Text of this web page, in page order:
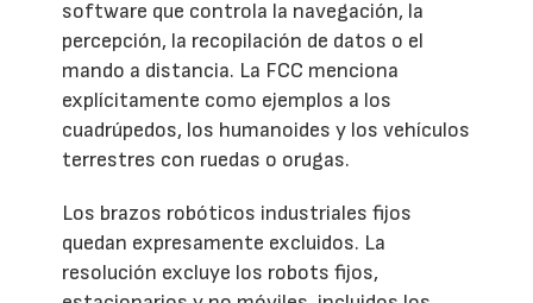
software que controla la navegación, la
percepción, la recopilación de datos o el
mando a distancia. La FCC menciona
explícitamente como ejemplos a los
cuadrúpedos, los humanoides y los vehículos
terrestres con ruedas o orugas.
Los brazos robóticos industriales fijos
quedan expresamente excluidos. La
resolución excluye los robots fijos,